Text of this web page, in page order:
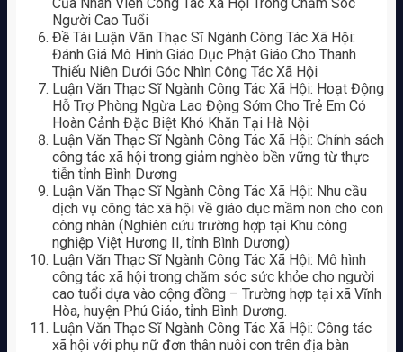
Người Cao Tuổi
Đề Tài Luận Văn Thạc Sĩ Ngành Công Tác Xã Hội:
Đánh Giá Mô Hình Giáo Dục Phật Giáo Cho Thanh
Thiếu Niên Dưới Góc Nhìn Công Tác Xã Hội
Luận Văn Thạc Sĩ Ngành Công Tác Xã Hội: Hoạt Động
Hỗ Trợ Phòng Ngừa Lao Động Sớm Cho Trẻ Em Có
Hoàn Cảnh Đặc Biệt Khó Khăn Tại Hà Nội
Luận Văn Thạc Sĩ Ngành Công Tác Xã Hội: Chính sách
công tác xã hội trong giảm nghèo bền vững từ thực
tiễn tỉnh Bình Dương
Luận Văn Thạc Sĩ Ngành Công Tác Xã Hội: Nhu cầu
dịch vụ công tác xã hội về giáo dục mầm non cho con
công nhân (Nghiên cứu trường hợp tại Khu công
nghiệp Việt Hương II, tỉnh Bình Dương)
Luận Văn Thạc Sĩ Ngành Công Tác Xã Hội: Mô hình
công tác xã hội trong chăm sóc sức khỏe cho người
cao tuổi dựa vào cộng đồng – Trường hợp tại xã Vĩnh
Hòa, huyện Phú Giáo, tỉnh Bình Dương.
Luận Văn Thạc Sĩ Ngành Công Tác Xã Hội: Công tác
xã hội với phụ nữ đơn thân nuôi con trên địa bàn